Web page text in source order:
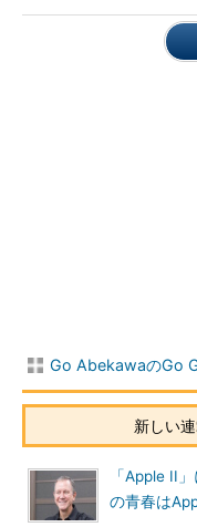
おお、これはび
「Windows 95」が出た
小学校のときの張さ
Go AbekawaのGo
新しい
「Apple II
の青春は